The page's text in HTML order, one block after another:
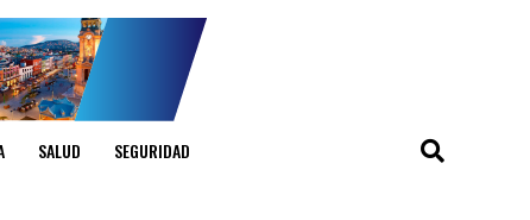
SALUD SEGURIDAD